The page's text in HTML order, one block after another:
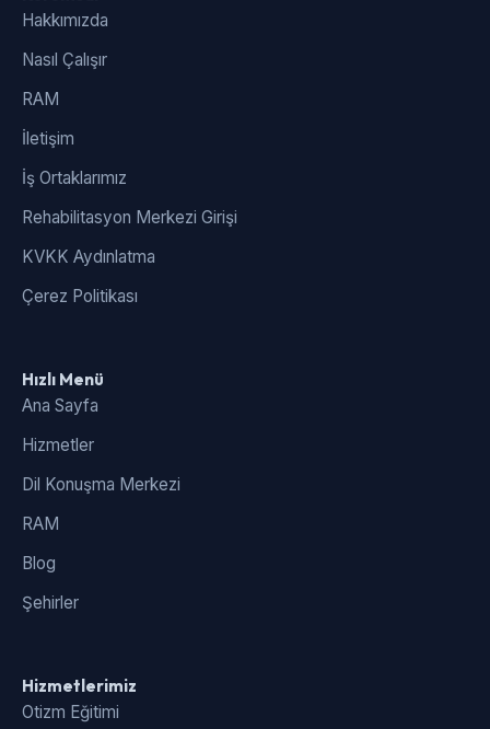
Hakkımızda
Nasıl Çalışır
RAM
İletişim
İş Ortaklarımız
Rehabilitasyon Merkezi Girişi
KVKK Aydınlatma
Çerez Politikası
Hızlı Menü
Ana Sayfa
Hizmetler
Dil Konuşma Merkezi
RAM
Blog
Şehirler
Hizmetlerimiz
Otizm Eğitimi